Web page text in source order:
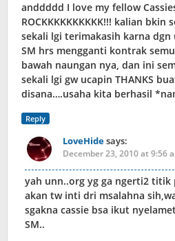
anddddd I love my fellow
ROCKKKKKKKKKK!!! kalian
sekali lgi terimakasih karna
SM hrs mengganti kontrak
bawah naungan nya, dan ini
sekali lgi gw ucapin THANKS
disana….usaha kita berhasil
Reply
LoveHidesays:
December 23, 2010 at 9:56
yah unn..org yg ga ngerti2 titik
akan tw inti dri msalahna
sgakna cassie bsa ikut
SM..